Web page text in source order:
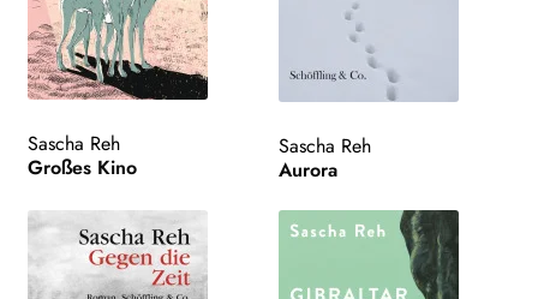
Sascha Reh
Großes Kino
Sascha Reh
Aurora